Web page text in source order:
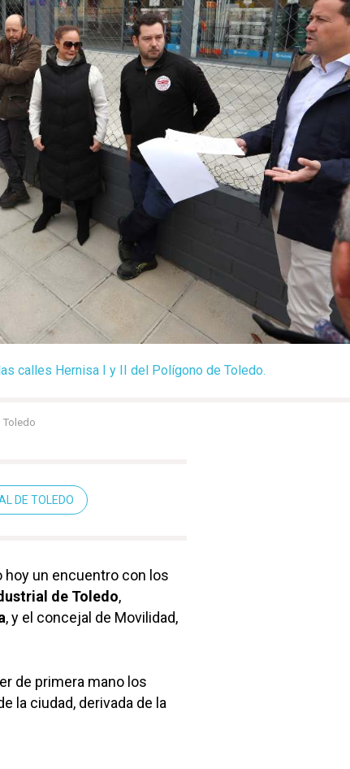
calles Hernisa I y II del Polígono de Toledo.
Toledo
DE TOLEDO
hoy un encuentro con los
de Toledo,
, y el concejal de Movilidad,
de primera mano los
la ciudad, derivada de la